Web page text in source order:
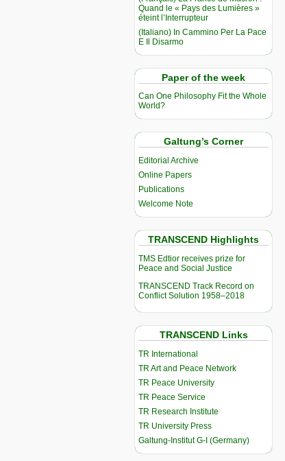
Quand le « Pays des Lumières »
éteint l’Interrupteur
(Italiano) In Cammino Per La Pace
E Il Disarmo
Paper of the week
Can One Philosophy Fit the Whole
World?
Galtung’s Corner
Editorial Archive
Online Papers
Publications
Welcome Note
TRANSCEND Highlights
TMS Edtior receives prize for
Peace and Social Justice
TRANSCEND Track Record on
Conflict Solution 1958–2018
TRANSCEND Links
TR International
TR Art and Peace Network
TR Peace University
TR Peace Service
TR Research Institute
TR University Press
Galtung-Institut G-I (Germany)